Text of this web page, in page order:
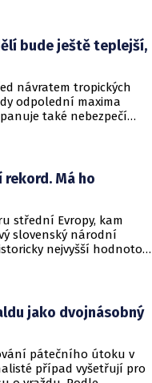
bude ještě teplejší,
návratem tropických
odpolední maxima
také nebezpečí
Má ho
střední Evropy, kam
slovenský národní
nejvyšší hodnotou
jako dvojnásobný
pátečního útoku v
případ vyšetřují pro